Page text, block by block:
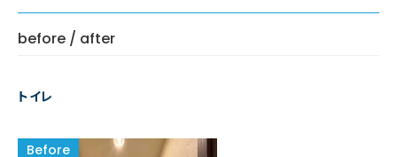
before / after
トイレ